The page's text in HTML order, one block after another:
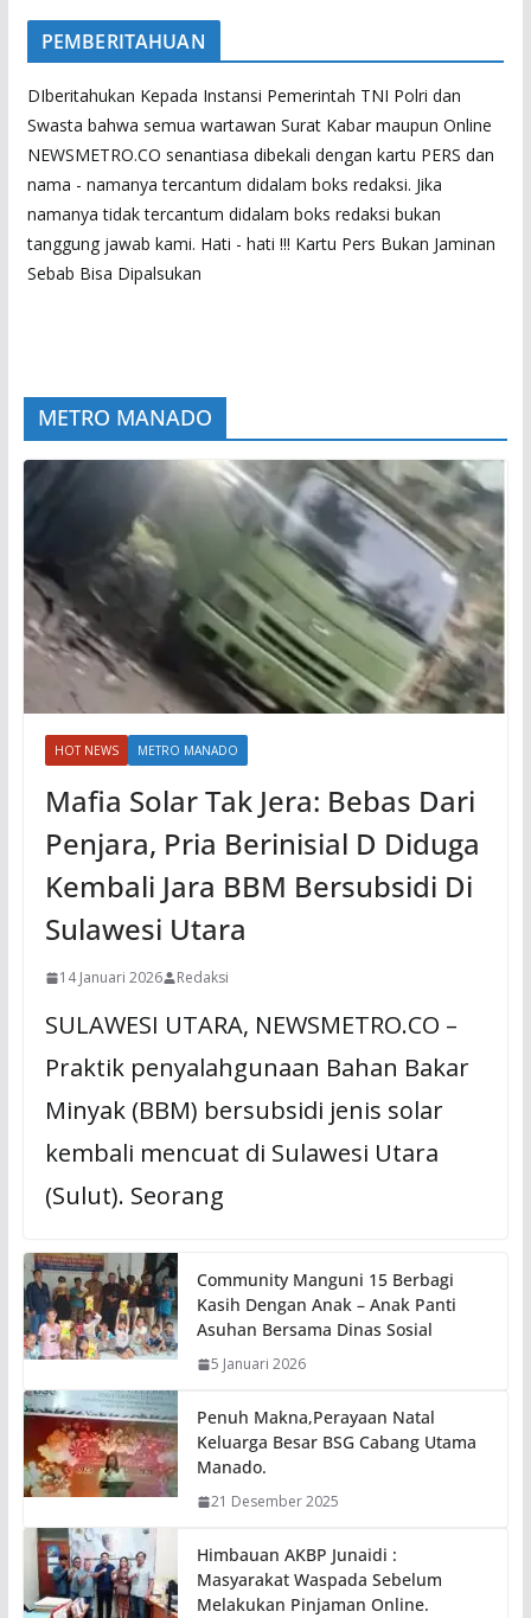
PEMBERITAHUAN
DIberitahukan Kepada Instansi Pemerintah TNI Polri dan
Swasta bahwa semua wartawan Surat Kabar maupun Online
NEWSMETRO.CO senantiasa dibekali dengan kartu PERS dan
nama - namanya tercantum didalam boks redaksi. Jika
namanya tidak tercantum didalam boks redaksi bukan
tanggung jawab kami. Hati - hati !!! Kartu Pers Bukan Jaminan
Sebab Bisa Dipalsukan
METRO MANADO
HOT NEWS METRO MANADO
Mafia Solar Tak Jera: Bebas Dari
Penjara, Pria Berinisial D Diduga
Kembali Jara BBM Bersubsidi Di
Sulawesi Utara
14 Januari 2026 Redaksi
SULAWESI UTARA, NEWSMETRO.CO –
Praktik penyalahgunaan Bahan Bakar
Minyak (BBM) bersubsidi jenis solar
kembali mencuat di Sulawesi Utara
(Sulut). Seorang
Community Manguni 15 Berbagi
Kasih Dengan Anak – Anak Panti
Asuhan Bersama Dinas Sosial
5 Januari 2026
Penuh Makna,Perayaan Natal
Keluarga Besar BSG Cabang Utama
Manado.
21 Desember 2025
Himbauan AKBP Junaidi :
Masyarakat Waspada Sebelum
Melakukan Pinjaman Online.